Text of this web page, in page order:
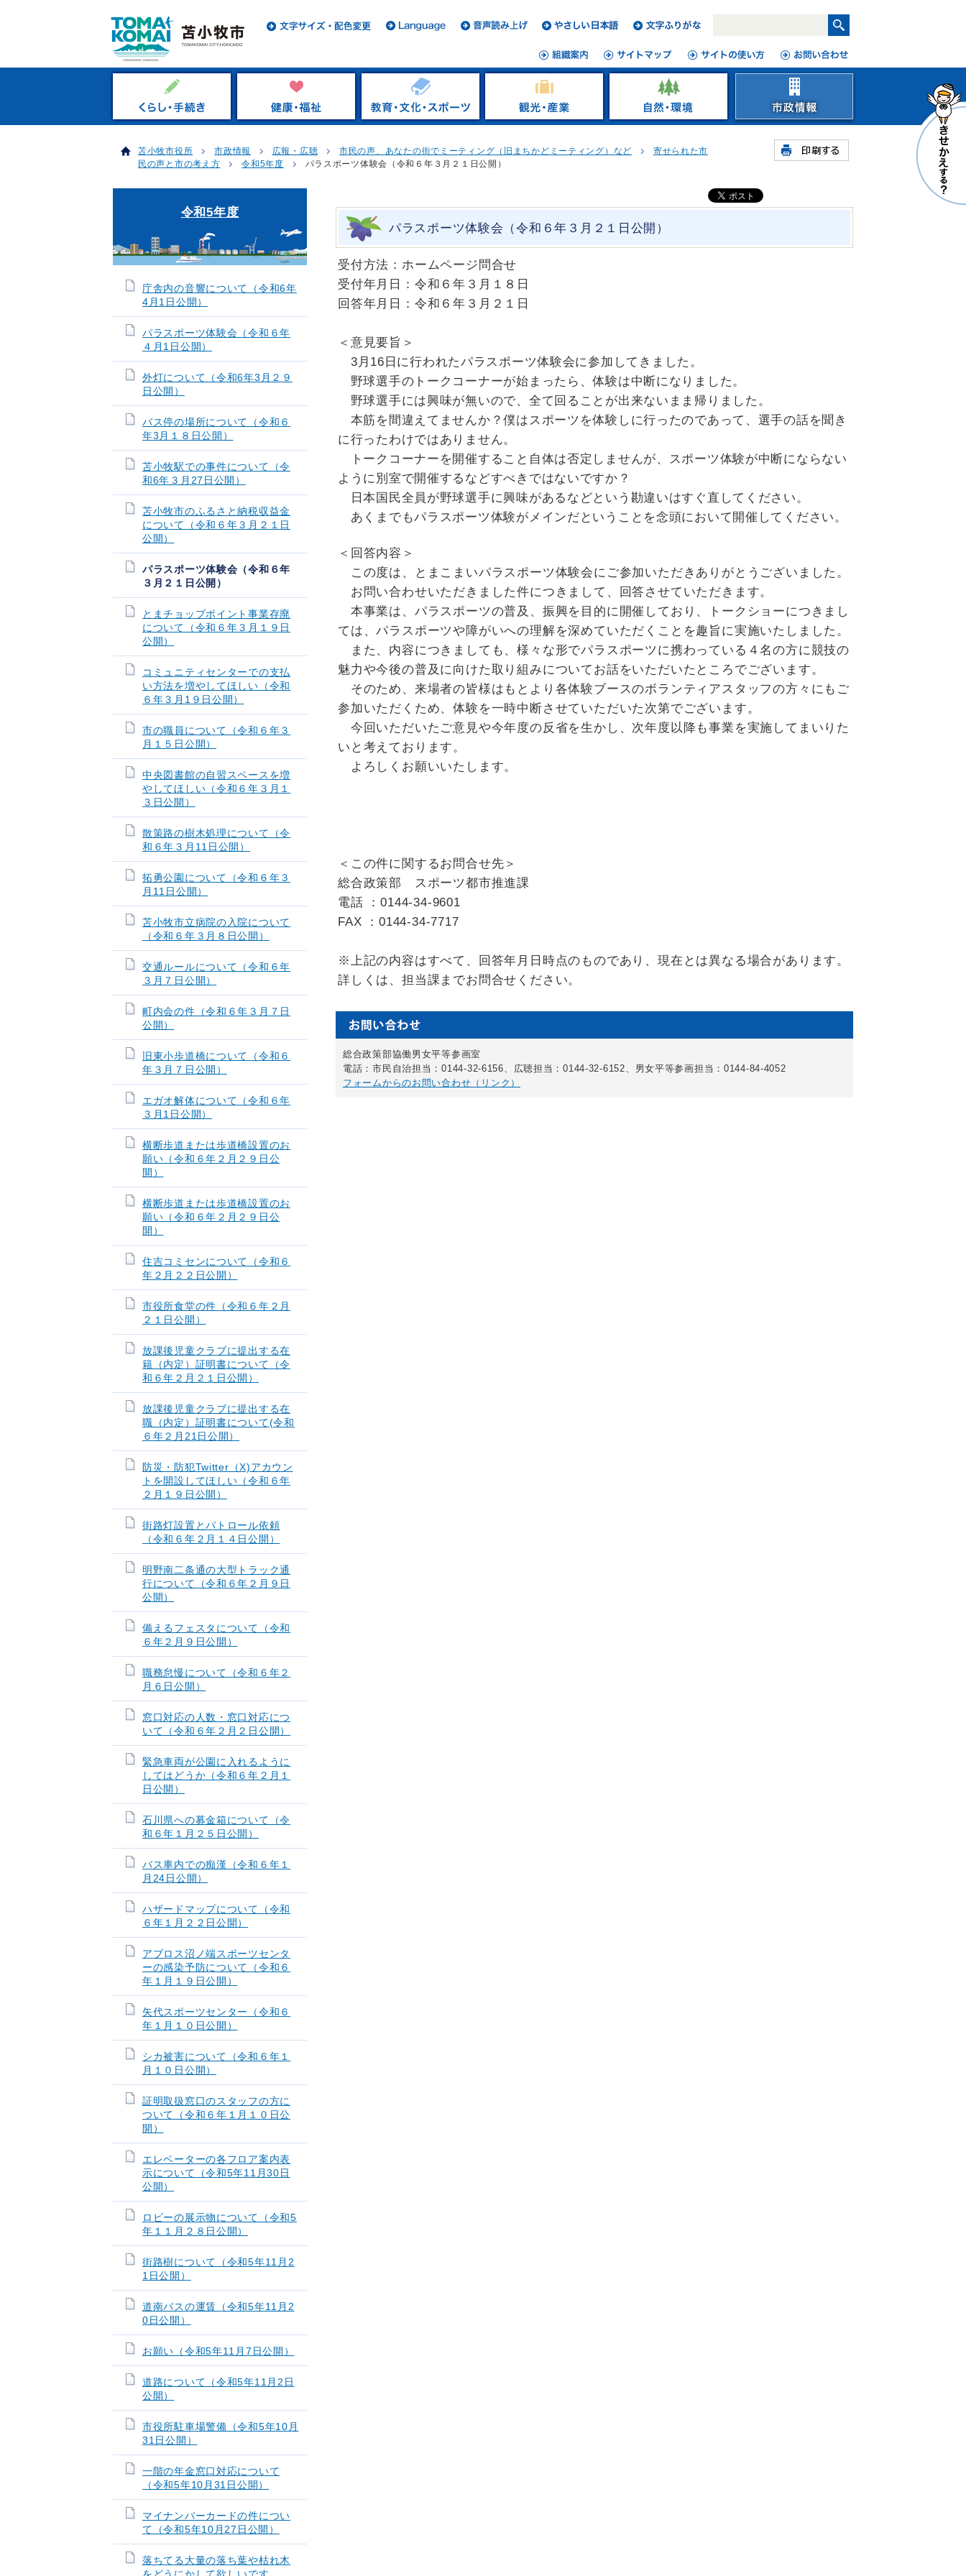
苫小牧市役所 市政情報 広報・広聴 市民の声、あなたの街でミーティング（旧まちかどミーティング）など
寄せられた市
民の声と市の考え方
令和5年度 パラスポーツ体験会（令和６年３月２１日公開）
パラスポーツ体験会（令和６年３月２１日公開）
受付方法：ホームページ問合せ
受付年月日：令和６年３月１８日
回答年月日：令和６年３月２１日
＜意見要旨＞
3月16日に行われたパラスポーツ体験会に参加してきました。
野球選手のトークコーナーが始まったら、体験は中断になりました。
野球選手には興味が無いので、全て回ることが出来ないまま帰りました。
本筋を間違えてませんか？僕はスポーツを体験しに行ったのであって、選手の話を聞き
に行ったわけではありません。
トークコーナーを開催すること自体は否定しませんが、スポーツ体験が中断にならない
ように別室で開催するなどすべきではないですか？
日本国民全員が野球選手に興味があるなどという勘違いはすぐ直してください。
あくまでもパラスポーツ体験がメインだということを念頭において開催してください。
＜回答内容＞
この度は、とまこまいパラスポーツ体験会にご参加いただきありがとうございました。
お問い合わせいただきました件につきまして、回答させていただきます。
本事業は、パラスポーツの普及、振興を目的に開催しており、トークショーにつきまし
ては、パラスポーツや障がいへの理解を深めていただくことを趣旨に実施いたしました。
また、内容につきましても、様々な形でパラスポーツに携わっている４名の方に競技の
魅力や今後の普及に向けた取り組みについてお話をいただいたところでございます。
そのため、来場者の皆様はもとより各体験ブースのボランティアスタッフの方々にもご
参加いただくため、体験を一時中断させていただいた次第でございます。
今回いただいたご意見や今年度の反省を生かし、次年度以降も事業を実施してまいりた
いと考えております。
よろしくお願いいたします。
＜この件に関するお問合せ先＞
総合政策部 スポーツ都市推進課
電話 ：0144-34-9601
FAX ：0144-34-7717
※上記の内容はすべて、回答年月日時点のものであり、現在とは異なる場合があります。
詳しくは、担当課までお問合せください。
総合政策部協働男女平等参画室
電話：市民自治担当：0144-32-6156、広聴担当：0144-32-6152、男女平等参画担当：0144-84-4052
フォームからのお問い合わせ（リンク）
令和5年度
庁舎内の音響について（令和6年
4月1日公開）
パラスポーツ体験会（令和６年
４月1日公開）
外灯について（令和6年3月２９
日公開）
バス停の場所について（令和６
年3月１８日公開）
苫小牧駅での事件について（令
和6年３月27日公開）
苫小牧市のふるさと納税収益金
について（令和６年３月２１日
公開）
パラスポーツ体験会（令和６年
３月２１日公開）
とまチョップポイント事業存廃
について（令和６年３月１９日
公開）
コミュニティセンターでの支払
い方法を増やしてほしい（令和
６年３月1９日公開）
市の職員について（令和６年３
月１５日公開）
中央図書館の自習スペースを増
やしてほしい（令和６年３月１
３日公開）
散策路の樹木処理について（令
和６年３月11日公開）
拓勇公園について（令和６年３
月11日公開）
苫小牧市立病院の入院について
（令和６年３月８日公開）
交通ルールについて（令和６年
３月７日公開）
町内会の件（令和６年３月７日
公開）
旧東小歩道橋について（令和６
年３月７日公開）
エガオ解体について（令和６年
３月1日公開）
横断歩道または歩道橋設置のお
願い（令和６年２月２９日公
開）
横断歩道または歩道橋設置のお
願い（令和６年２月２９日公
開）
住吉コミセンについて（令和６
年２月２２日公開）
市役所食堂の件（令和６年２月
２１日公開）
放課後児童クラブに提出する在
籍（内定）証明書について（令
和６年２月２１日公開）
放課後児童クラブに提出する在
職（内定）証明書について(令和
６年２月21日公開）
防災・防犯Twitter（X)アカウン
トを開設してほしい（令和６年
２月１９日公開）
街路灯設置とパトロール依頼
（令和６年２月１４日公開）
明野南二条通の大型トラック通
行について（令和６年２月９日
公開）
備えるフェスタについて（令和
６年２月９日公開）
職務怠慢について（令和６年２
月６日公開）
窓口対応の人数・窓口対応につ
いて（令和６年２月２日公開）
緊急車両が公園に入れるように
してはどうか（令和６年２月１
日公開）
石川県への募金箱について（令
和６年１月２５日公開）
バス車内での痴漢（令和６年１
月24日公開）
ハザードマップについて（令和
６年１月２２日公開）
アブロス沼ノ端スポーツセンタ
ーの感染予防について（令和６
年１月１９日公開）
矢代スポーツセンター（令和６
年１月１０日公開）
シカ被害について（令和６年１
月１０日公開）
証明取扱窓口のスタッフの方に
ついて（令和６年１月１０日公
開）
エレベーターの各フロア案内表
示について（令和5年11月30日
公開）
ロビーの展示物について（令和5
年１１月２８日公開）
街路樹について（令和5年11月2
1日公開）
道南バスの運賃（令和5年11月2
0日公開）
お願い（令和5年11月7日公開）
道路について（令和5年11月2日
公開）
市役所駐車場警備（令和5年10月
31日公開）
一階の年金窓口対応について
（令和5年10月31日公開）
マイナンバーカードの件につい
て（令和5年10月27日公開）
落ちてる大量の落ち葉や枯れ木